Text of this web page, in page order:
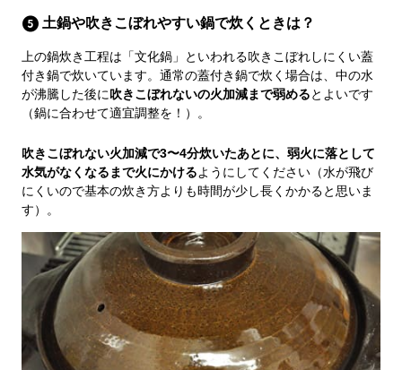
土鍋や吹きこぼれやすい鍋で炊くときは？
上の鍋炊き工程は「文化鍋」といわれる吹きこぼれしにくい蓋
付き鍋で炊いています。通常の蓋付き鍋で炊く場合は、中の水
が沸騰した後に吹きこぼれないの火加減まで弱めるとよいです
（鍋に合わせて適宜調整を！）。
吹きこぼれない火加減で3〜4分炊いたあとに、弱火に落として
水気がなくなるまで火にかけるようにしてください（水が飛び
にくいので基本の炊き方よりも時間が少し長くかかると思いま
す）。